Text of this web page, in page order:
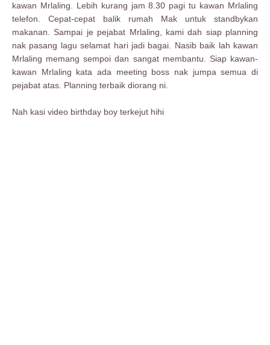
kawan Mrlaling. Lebih kurang jam 8.30 pagi tu kawan Mrlaling
telefon. Cepat-cepat balik rumah Mak untuk standbykan
makanan. Sampai je pejabat Mrlaling, kami dah siap planning
nak pasang lagu selamat hari jadi bagai. Nasib baik lah kawan
Mrlaling memang sempoi dan sangat membantu. Siap kawan-
kawan Mrlaling kata ada meeting boss nak jumpa semua di
pejabat atas. Planning terbaik diorang ni.
Nah kasi video birthday boy terkejut hihi